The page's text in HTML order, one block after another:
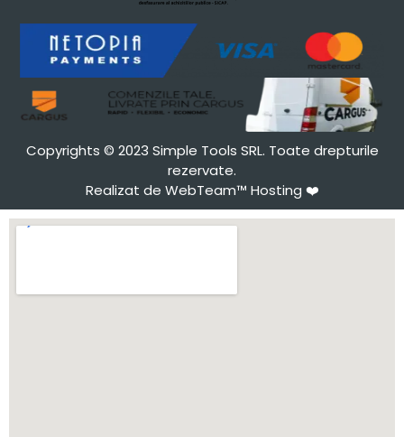
Copyrights © 2023 Simple Tools SRL. Toate drepturile
rezervate.
Realizat de WebTeam™ Hosting ❤️